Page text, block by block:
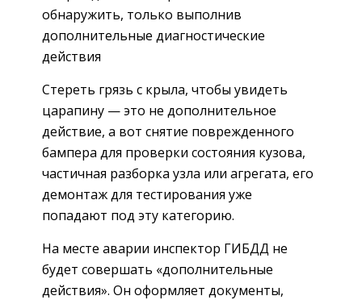
обнаружить, только выполнив
дополнительные диагностические
действия
Стереть грязь с крыла, чтобы увидеть
царапину — это не дополнительное
действие, а вот снятие поврежденного
бампера для проверки состояния кузова,
частичная разборка узла или агрегата, его
демонтаж для тестирования уже
попадают под эту категорию.
На месте аварии инспектор ГИБДД не
будет совершать «дополнительные
действия». Он оформляет документы,